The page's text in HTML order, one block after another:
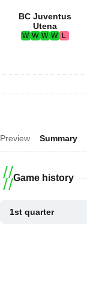
BC Juventus
Utena
W W W W L
Preview Summary
Game history
1st quarter